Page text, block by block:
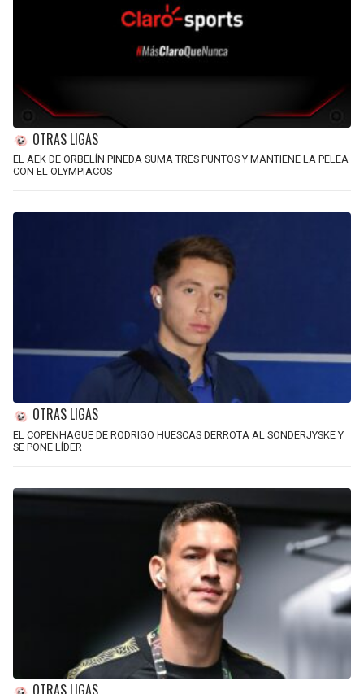
OTRAS LIGAS
EL AEK DE ORBELÍN PINEDA SUMA TRES PUNTOS Y MANTIENE LA PELEA
CON EL OLYMPIACOS
OTRAS LIGAS
EL COPENHAGUE DE RODRIGO HUESCAS DERROTA AL SONDERJYSKE Y
SE PONE LÍDER
OTRAS LIGAS